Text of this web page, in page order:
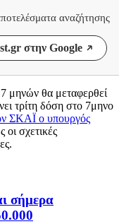
αναζήτησης
στην Google
7 μηνών θα μεταφερθεί
τρίτη δόση στο 7μηνο
ΣΚΑΪ ο υπουργός
οι σχετικές
σήμερα